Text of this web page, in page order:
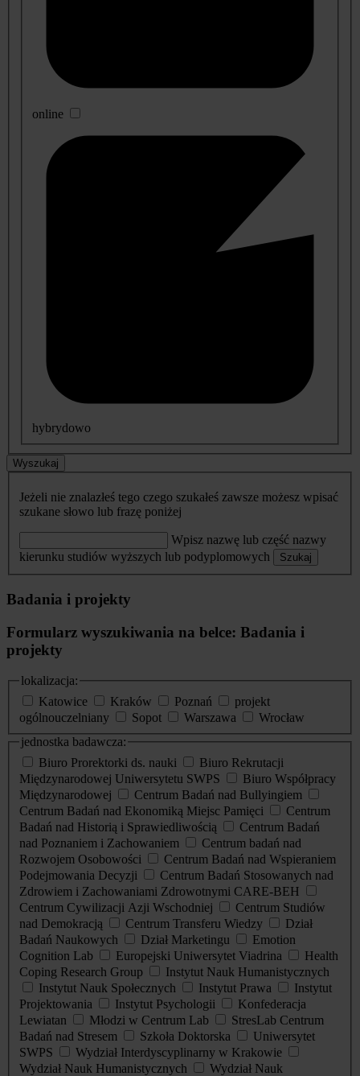
online
hybrydowo
Wyszukaj
Jeżeli nie znalazłeś tego czego szukałeś zawsze możesz wpisać
szukane słowo lub frazę poniżej
Wpisz nazwę lub część nazwy
kierunku studiów wyższych lub podyplomowych
Szukaj
Badania i projekty
Formularz wyszukiwania na belce: Badania i
projekty
lokalizacja:
Katowice
Kraków Poznań
projekt
ogólnouczelniany
Sopot Warszawa
Wrocław
jednostka badawcza:
Biuro Prorektorki ds. nauki
Biuro Rekrutacji
Międzynarodowej Uniwersytetu SWPS
Biuro Współpracy
Międzynarodowej
Centrum Badań nad Bullyingiem
Centrum Badań nad Ekonomiką Miejsc Pamięci
Centrum
Badań nad Historią i Sprawiedliwością
Centrum Badań
nad Poznaniem i Zachowaniem
Centrum badań nad
Rozwojem Osobowości
Centrum Badań nad Wspieraniem
Podejmowania Decyzji
Centrum Badań Stosowanych nad
Zdrowiem i Zachowaniami Zdrowotnymi CARE-BEH
Centrum Cywilizacji Azji Wschodniej
Centrum Studiów
nad Demokracją
Centrum Transferu Wiedzy
Dział
Badań Naukowych
Dział Marketingu
Emotion
Cognition Lab
Europejski Uniwersytet Viadrina
Health
Coping Research Group
Instytut Nauk Humanistycznych
Instytut Nauk Społecznych
Instytut Prawa
Instytut
Projektowania
Instytut Psychologii
Konfederacja
Lewiatan
Młodzi w Centrum Lab
StresLab Centrum
Badań nad Stresem
Szkoła Doktorska
Uniwersytet
SWPS
Wydział Interdyscyplinarny w Krakowie
Wydział Nauk Humanistycznych
Wydział Nauk